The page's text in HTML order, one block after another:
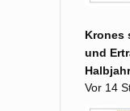
Krones
und
Vor 14